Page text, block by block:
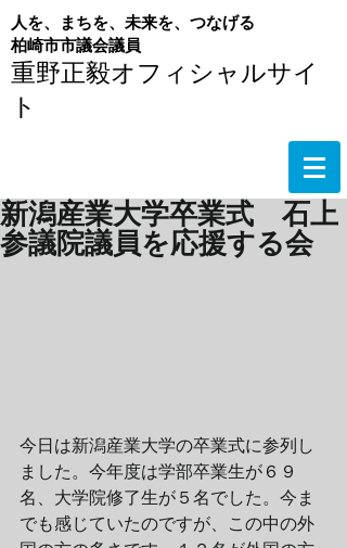
重野正毅オフィシャルサイ
ト
人を、まちを、未来を、つなげる
​柏崎市市議会議員
新潟産業大学卒業式 石上
参議院議員を応援する会
今日は新潟産業大学の卒業式に参列し
ました。今年度は学部卒業生が６９
名、大学院修了生が５名でした。今ま
でも感じていたのですが、この中の外